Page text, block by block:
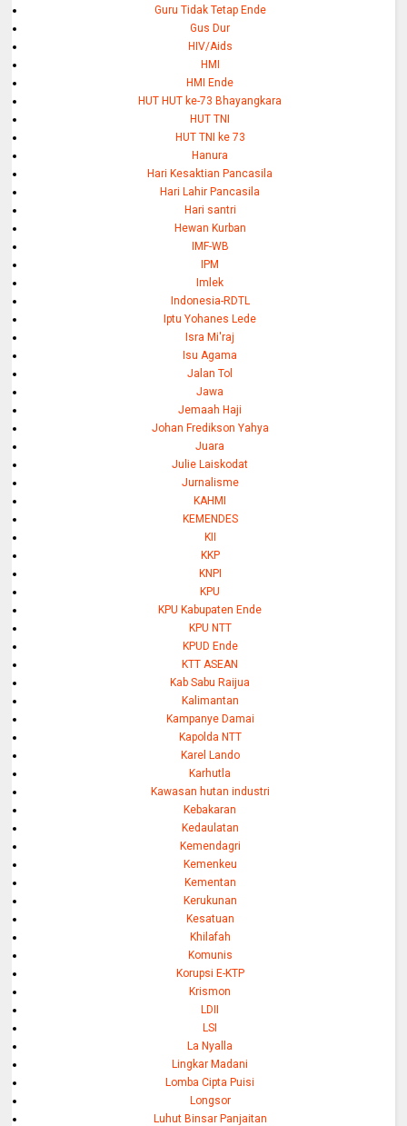
Guru Tidak Tetap Ende
Gus Dur
HIV/Aids
HMI
HMI Ende
HUT HUT ke-73 Bhayangkara
HUT TNI
HUT TNI ke 73
Hanura
Hari Kesaktian Pancasila
Hari Lahir Pancasila
Hari santri
Hewan Kurban
IMF-WB
IPM
Imlek
Indonesia-RDTL
Iptu Yohanes Lede
Isra Mi'raj
Isu Agama
Jalan Tol
Jawa
Jemaah Haji
Johan Fredikson Yahya
Juara
Julie Laiskodat
Jurnalisme
KAHMI
KEMENDES
KII
KKP
KNPI
KPU
KPU Kabupaten Ende
KPU NTT
KPUD Ende
KTT ASEAN
Kab Sabu Raijua
Kalimantan
Kampanye Damai
Kapolda NTT
Karel Lando
Karhutla
Kawasan hutan industri
Kebakaran
Kedaulatan
Kemendagri
Kemenkeu
Kementan
Kerukunan
Kesatuan
Khilafah
Komunis
Korupsi E-KTP
Krismon
LDII
LSI
La Nyalla
Lingkar Madani
Lomba Cipta Puisi
Longsor
Luhut Binsar Panjaitan